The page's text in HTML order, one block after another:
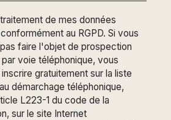
de mes données
au RGPD. Si vous
faire l'objet de prospection
voie téléphonique, vous
gratuitement sur la liste
démarchage téléphonique,
L223-1 du code de la
sur le site Internet